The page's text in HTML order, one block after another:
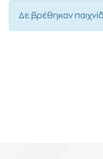
Δε βρέθηκαν